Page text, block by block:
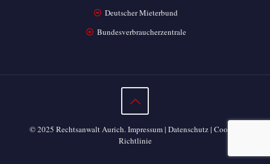
Deutscher Mieterbund
Bundesverbraucherzentrale
© 2025 Rechtsanwalt Aurich.Impressum| Datenschutz| Cookie-
Richtlinie